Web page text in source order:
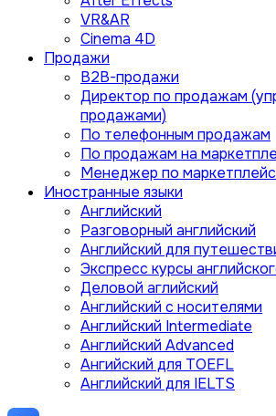
VR&AR
Cinema 4D
Продажи
B2B-продажи
Директор по продажам
продажами)
По телефонным продажам
По продажам на
Менеджер по
Иностранные языки
Английский
Разговорный английский
Английский для
Экспресс курсы
Деловой аглийский
Английский с носителями
Английский Intermediate
Английский Advanced
Ангийский для TOEFL
Английский для IELTS